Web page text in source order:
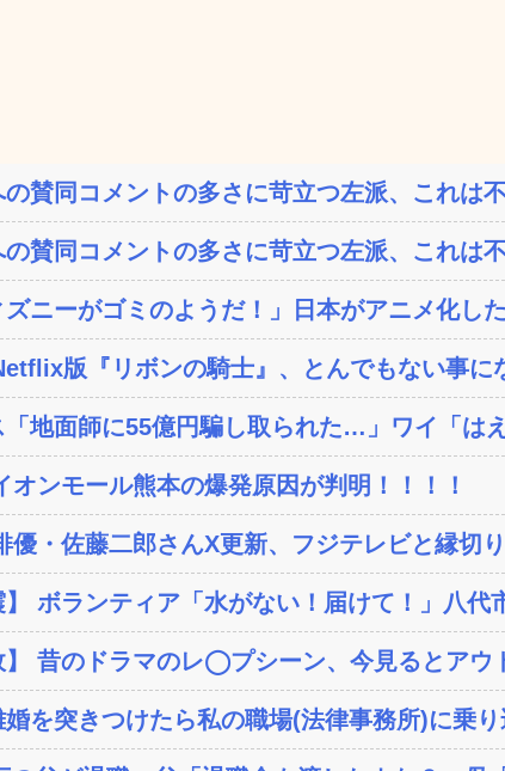
賛同コメントの多さに苛立つ左派、これは
賛同コメントの多さに苛立つ左派、これは
ニーがゴミのようだ！」日本がアニメ化し
版『リボンの騎士』、とんでもない事に
「地面師に55億円騙し取られた…」ワイ「は
オンモール熊本の爆発原因が判明！！！！
優・佐藤二郎さんX更新、フジテレビと縁切
】 ボランティア「水がない！届けて！」八代
】 昔のドラマのレ◯プシーン、今見るとアウ
を突きつけたら私の職場(法律事務所)に乗り